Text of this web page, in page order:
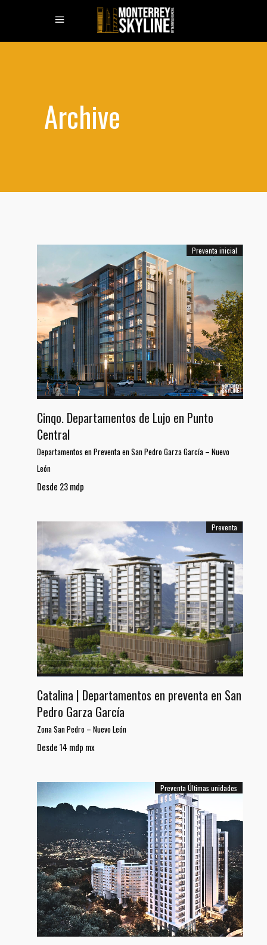
Archive
Preventa inicial
Cinqo. Departamentos de Lujo en Punto
Central
Departamentos en Preventa en San Pedro Garza García – Nuevo
León
Desde 23 mdp
Preventa
Catalina | Departamentos en preventa en San
Pedro Garza García
Zona San Pedro – Nuevo León
Desde 14 mdp mx
PreventaÚltimas unidades